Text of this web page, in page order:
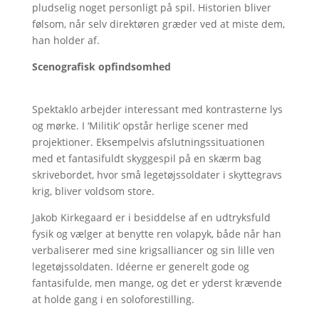
pludselig noget personligt på spil. Historien bliver
følsom, når selv direktøren græder ved at miste dem,
han holder af.
Scenografisk opfindsomhed
Spektaklo arbejder interessant med kontrasterne lys
og mørke. I ‘Militik’ opstår herlige scener med
projektioner. Eksempelvis afslutningssituationen
med et fantasifuldt skyggespil på en skærm bag
skrivebordet, hvor små legetøjssoldater i skyttegravs
krig, bliver voldsom store.
Jakob Kirkegaard er i besiddelse af en udtryksfuld
fysik og vælger at benytte ren volapyk, både når han
verbaliserer med sine krigsalliancer og sin lille ven
legetøjssoldaten. Idéerne er generelt gode og
fantasifulde, men mange, og det er yderst krævende
at holde gang i en soloforestilling.